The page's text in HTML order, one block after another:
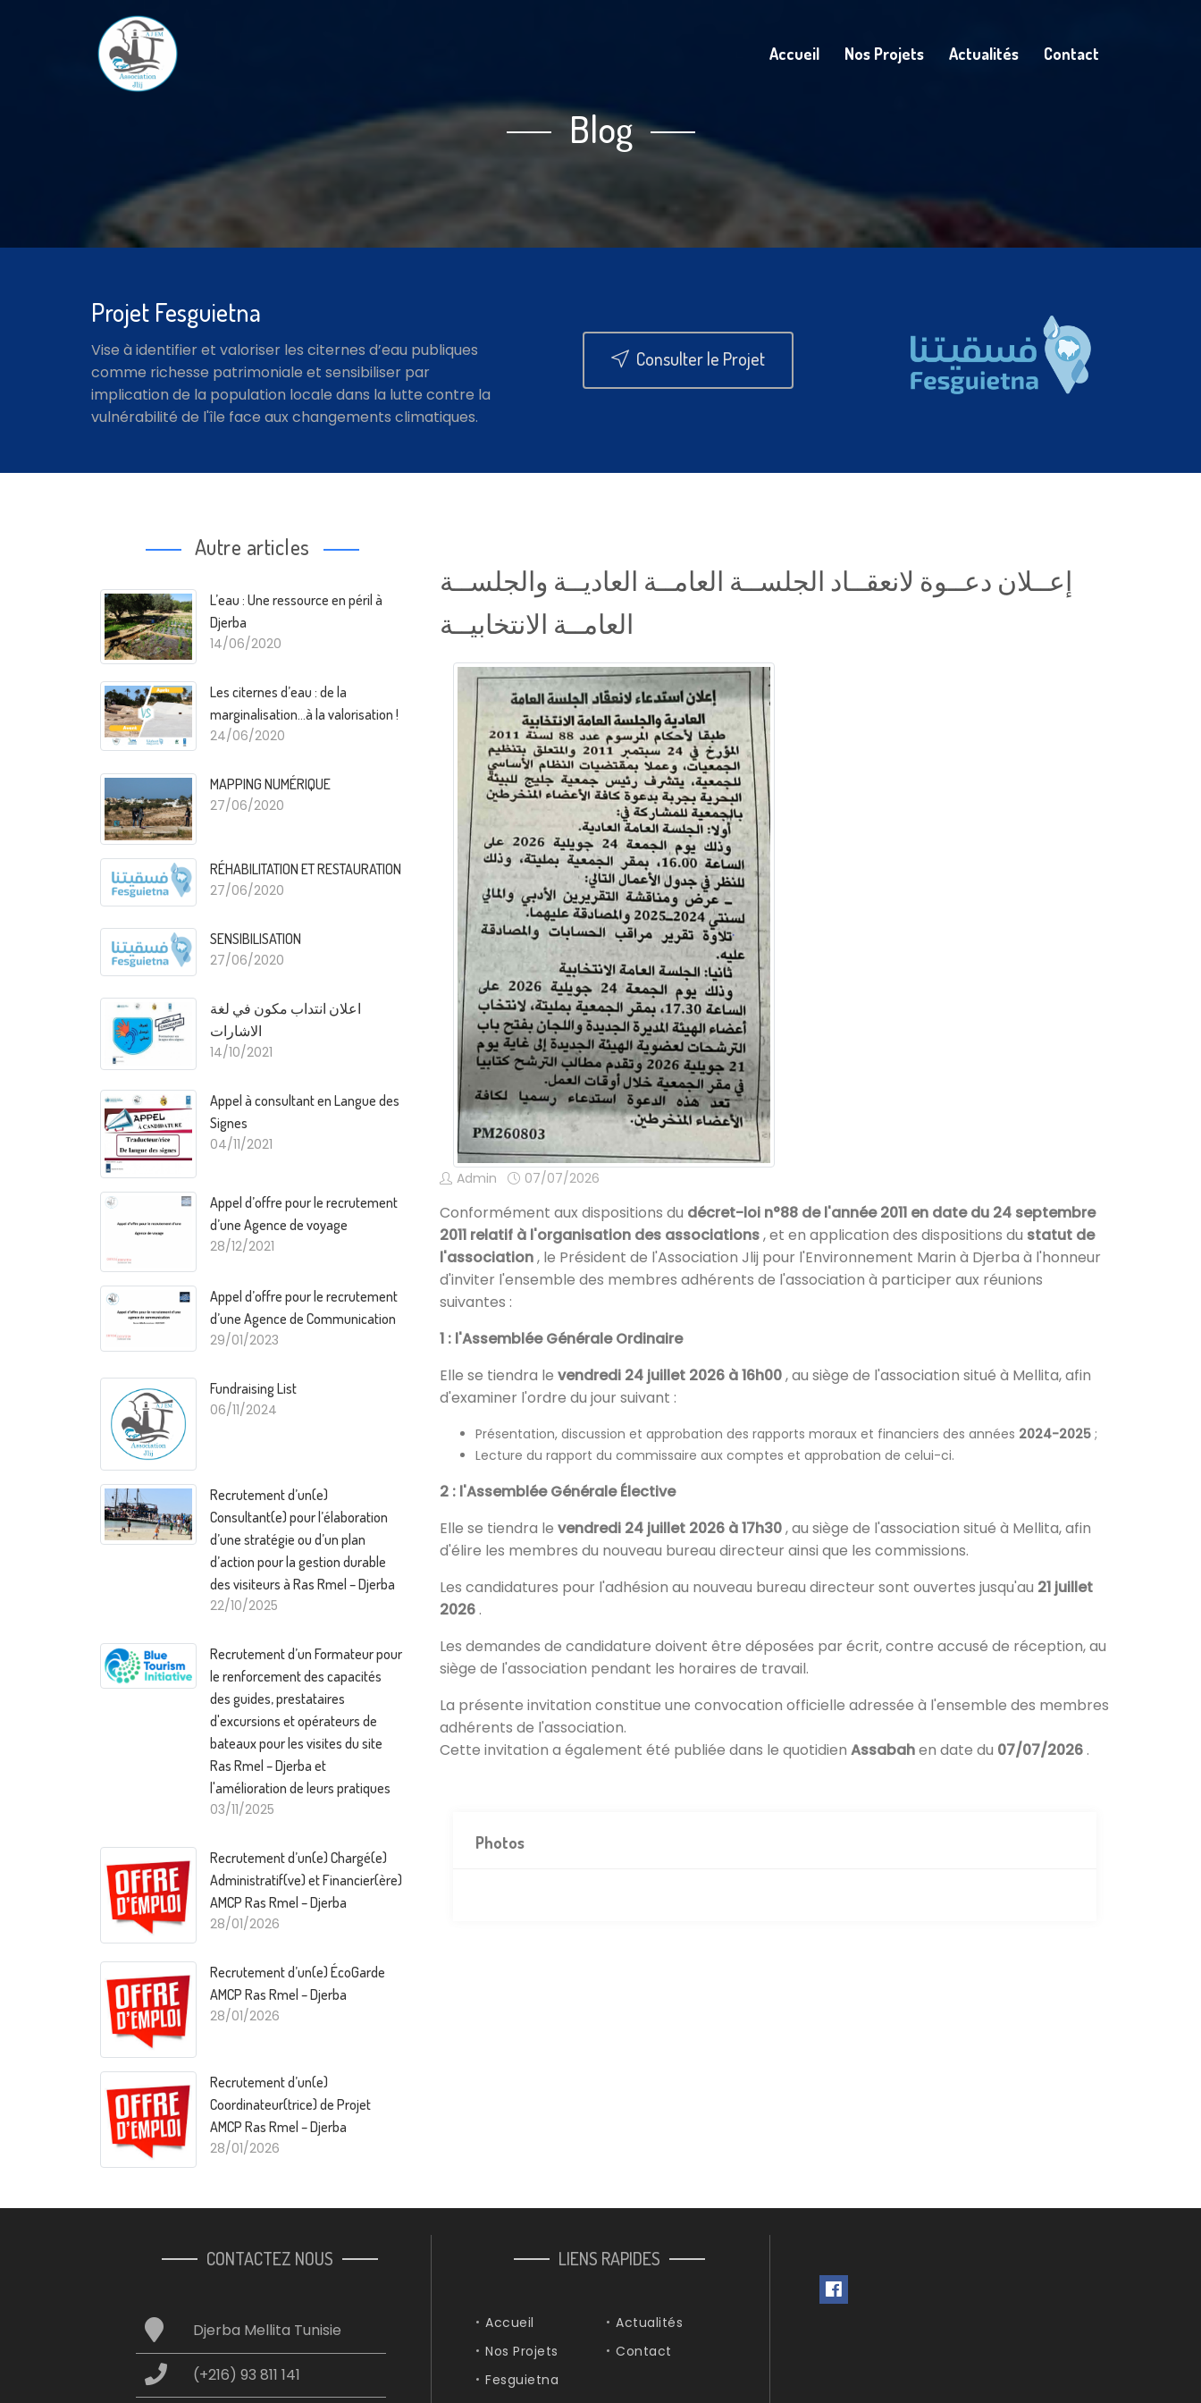
Accueil Nos Projets Actualités Contact
Blog
Projet Fesguietna
Vise à identifier et valoriser les citernes d’eau publiques
comme richesse patrimoniale et sensibiliser par
implication de la population locale dans la lutte contre la
vulnérabilité de l'île face aux changements climatiques.
Consulter le Projet
Autre articles
L’eau : Une ressource en péril à
Djerba
14/06/2020
Les citernes d’eau : de la
marginalisation…à la valorisation !
24/06/2020
MAPPING NUMÉRIQUE
27/06/2020
RÉHABILITATION ET RESTAURATION
27/06/2020
SENSIBILISATION
27/06/2020
اعلان انتداب مكون في لغة
الاشارات
14/10/2021
Appel à consultant en Langue des
Signes
04/11/2021
Appel d’offre pour le recrutement
d’une Agence de voyage
28/12/2021
Appel d’offre pour le recrutement
d’une Agence de Communication
29/01/2023
Fundraising List
06/11/2024
Recrutement d’un(e)
Consultant(e) pour l’élaboration
d’une stratégie ou d’un plan
d’action pour la gestion durable
des visiteurs à Ras Rmel – Djerba
22/10/2025
Recrutement d’un Formateur pour
le renforcement des capacités
des guides, prestataires
d'excursions et opérateurs de
bateaux pour les visites du site
Ras Rmel – Djerba et
l'amélioration de leurs pratiques
03/11/2025
Recrutement d’un(e) Chargé(e)
Administratif(ve) et Financier(ère)
AMCP Ras Rmel – Djerba
28/01/2026
Recrutement d’un(e) ÉcoGarde
AMCP Ras Rmel – Djerba
28/01/2026
Recrutement d’un(e)
Coordinateur(trice) de Projet
AMCP Ras Rmel – Djerba
28/01/2026
إعــلان دعــوة لانعقــاد الجلســة العامــة العاديــة والجلســة
العامــة الانتخابيــة
Admin 07/07/2026
Conformément aux dispositions du décret-loi n°88 de l'année 2011 en date du 24 septembre
2011 relatif à l'organisation des associations, et en application des dispositions du statut de
l'association, le Président de l'Association Jlij pour l'Environnement Marin à Djerba à l'honneur
d'inviter l'ensemble des membres adhérents de l'association à participer aux réunions
suivantes :
1 : l'Assemblée Générale Ordinaire
Elle se tiendra le vendredi 24 juillet 2026 à 16h00, au siège de l'association situé à Mellita, afin
d'examiner l'ordre du jour suivant :
Présentation, discussion et approbation des rapports moraux et financiers des années 2024-2025 ;
Lecture du rapport du commissaire aux comptes et approbation de celui-ci.
2 : l'Assemblée Générale Élective
Elle se tiendra le vendredi 24 juillet 2026 à 17h30, au siège de l'association situé à Mellita, afin
d'élire les membres du nouveau bureau directeur ainsi que les commissions.
Les candidatures pour l'adhésion au nouveau bureau directeur sont ouvertes jusqu'au 21 juillet
2026 .
Les demandes de candidature doivent être déposées par écrit, contre accusé de réception, au
siège de l'association pendant les horaires de travail.
La présente invitation constitue une convocation officielle adressée à l'ensemble des membres
adhérents de l'association.
Cette invitation a également été publiée dans le quotidien Assabahen date du 07/07/2026 .
Photos
CONTACTEZ NOUS
Djerba Mellita Tunisie
(+216) 93 811 141
LIENS RAPIDES
Accueil
Nos Projets
Fesguietna
Actualités
Contact